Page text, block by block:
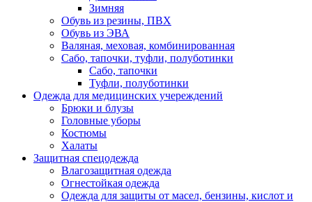
Зимняя
Обувь из резины, ПВХ
Обувь из ЭВА
Валяная, меховая, комбинированная
Сабо, тапочки, туфли, полуботинки
Сабо, тапочки
Туфли, полуботинки
Одежда для медицинских учереждений
Брюки и блузы
Головные уборы
Костюмы
Халаты
Защитная спецодежда
Влагозащитная одежда
Огнестойкая одежда
Одежда для защиты от масел, бензины, кислот и